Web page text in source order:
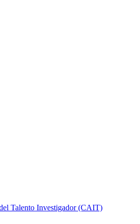
Talento Investigador (CAIT)